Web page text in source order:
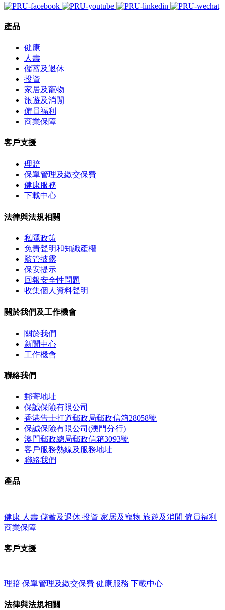
產品
健康
人壽
儲蓄及退休
投資
家居及寵物
旅遊及消閒
僱員福利
商業保障
客戶支援
理賠
保單管理及繳交保費
健康服務
下載中心
法律與法規相關
私隱政策
免責聲明和知識產權
監管披露
保安提示
回報安全性問題
收集個人資料聲明
關於我們及工作機會
關於我們
新聞中心
工作機會
聯絡我們
郵寄地址
保誠保險有限公司
香港告士打道郵政局郵政信箱28058號
保誠保險有限公司(澳門分行)
澳門郵政總局郵政信箱3093號
客戶服務熱線及服務地址
聯絡我們
產品
健康 人壽 儲蓄及退休 投資 家居及寵物 旅遊及消閒 僱員福利
商業保障
客戶支援
理賠 保單管理及繳交保費 健康服務 下載中心
法律與法規相關